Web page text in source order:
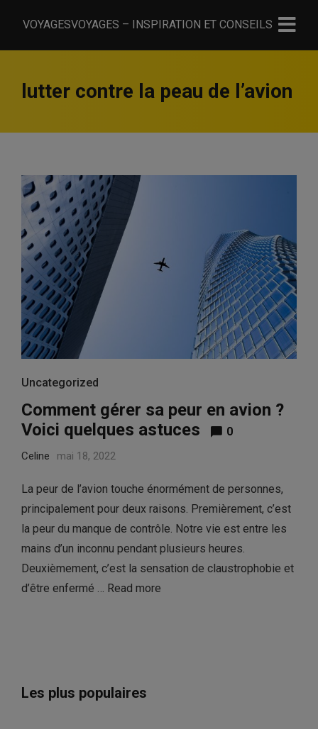
VOYAGESVOYAGES – INSPIRATION ET CONSEILS
lutter contre la peau de l’avion
Uncategorized
Comment gérer sa peur en avion ?
Voici quelques astuces
0
Celine mai 18, 2022
La peur de l’avion touche énormément de personnes,
principalement pour deux raisons. Premièrement, c’est
la peur du manque de contrôle. Notre vie est entre les
mains d’un inconnu pendant plusieurs heures.
Deuxièmement, c’est la sensation de claustrophobie et
d’être enfermé … Read more
Les plus populaires